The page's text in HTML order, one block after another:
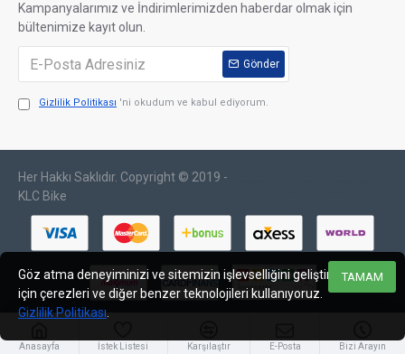
Kampanyalarımız ve İndirimlerimizden haberdar olmak için
bültenimize kayıt olun.
Gönder
Gizlilik Politikası 'ni okudum ve kabul ediyorum.
Her Hakkı Saklıdır. Copyright © 2019 -
KLC Bike
Anasayfa İstek Listesi Karşılaştır E-Posta Bizi Arayın
TAMAM
Göz atma deneyiminizi ve sitemizin işlevselliğini geliştirmek
için çerezleri ve diğer benzer teknolojileri kullanıyoruz.
Gizlilik Politikası.